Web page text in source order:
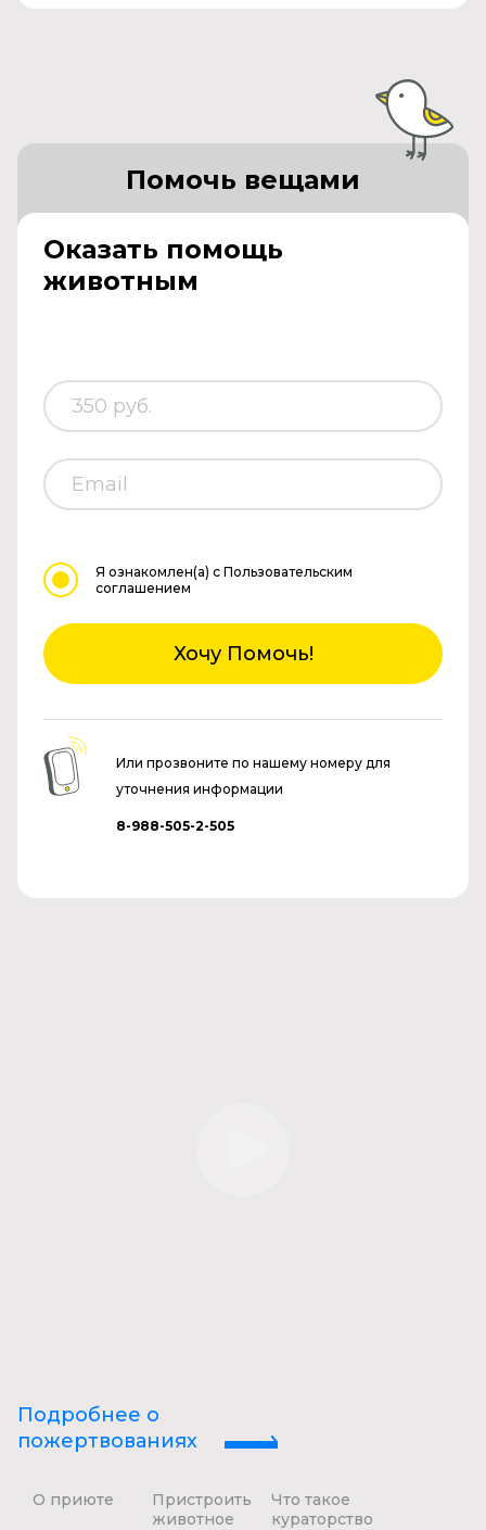
Оказать помощь
животным
Помочь вещами
Я ознакомлен(а) с Пользовательским
соглашением
Хочу Помочь!
Или прозвоните по нашему номеру для
уточнения информации
8-988-505-2-505
Подробнее о
пожертвованиях
О приюте
Пристроить
животное
Что такое
кураторство